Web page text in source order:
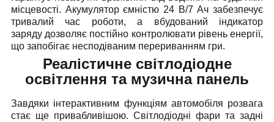
місцевості. Акумулятор ємністю 24 В/7 Ач забезпечує
тривалий час роботи, а вбудований індикатор
заряду дозволяє постійно контролювати рівень енергії,
що запобігає несподіваним перериванням гри.
Реалістичне світлодіодне
освітлення та музична панель
Завдяки інтерактивним функціям автомобіля розвага
стає ще привабливішою. Світлодіодні фари та задні